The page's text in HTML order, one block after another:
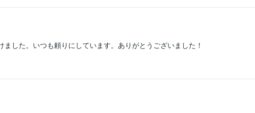
した。いつも頼りにしています。ありがとうございました！